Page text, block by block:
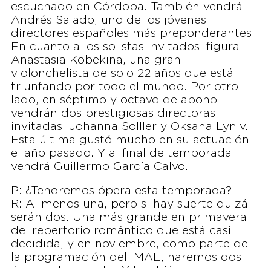
escuchado en Córdoba. También vendrá
Andrés Salado, uno de los jóvenes
directores españoles más preponderantes.
En cuanto a los solistas invitados, figura
Anastasia Kobekina, una gran
violonchelista de solo 22 años que está
triunfando por todo el mundo. Por otro
lado, en séptimo y octavo de abono
vendrán dos prestigiosas directoras
invitadas, Johanna Solller y Oksana Lyniv.
Esta última gustó mucho en su actuación
el año pasado. Y al final de temporada
vendrá Guillermo García Calvo.
P: ¿Tendremos ópera esta temporada?
R: Al menos una, pero si hay suerte quizá
serán dos. Una más grande en primavera
del repertorio romántico que está casi
decidida, y en noviembre, como parte de
la programación del IMAE, haremos dos